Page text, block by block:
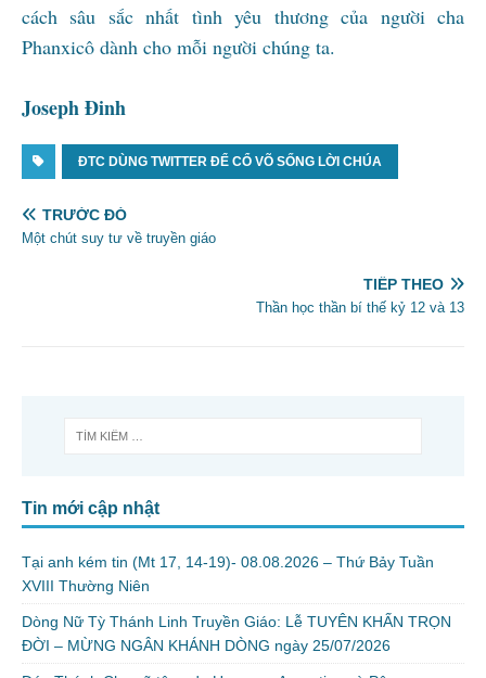
cách sâu sắc nhất tình yêu thương của người cha
Phanxicô dành cho mỗi người chúng ta.
Joseph Đinh
ĐTC DÙNG TWITTER ĐỂ CỔ VÕ SỐNG LỜI CHÚA
TRƯỚC ĐÓ
Một chút suy tư về truyền giáo
TIẾP THEO
Thần học thần bí thế kỷ 12 và 13
Tin mới cập nhật
Tại anh kém tin (Mt 17, 14-19)- 08.08.2026 – Thứ Bảy Tuần
XVIII Thường Niên
Dòng Nữ Tỳ Thánh Linh Truyền Giáo: Lễ TUYÊN KHẤN TRỌN
ĐỜI – MỪNG NGÂN KHÁNH DÒNG ngày 25/07/2026